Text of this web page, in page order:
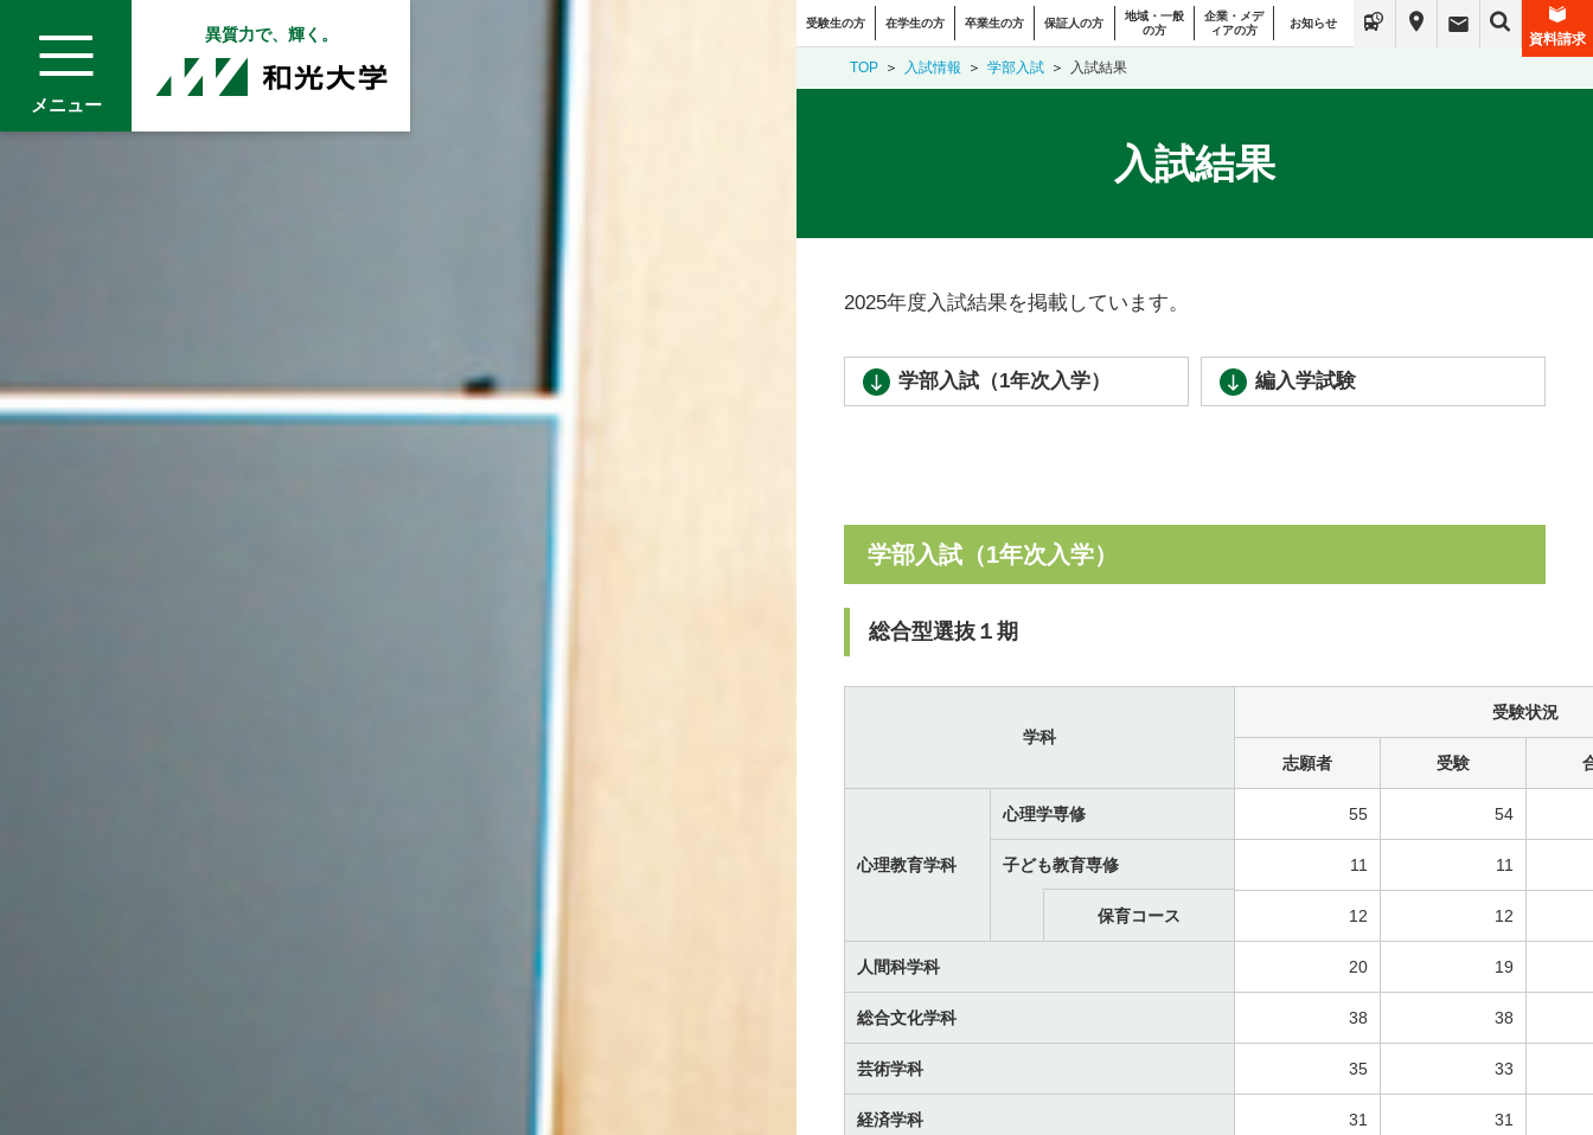
異質力で、輝く。
受験生の方 在学生の方 卒業生の方 保証人の方
地域・一般
の方
企業・メデ
ィアの方
お知らせ
資料請求
TOP
入試情報 学部入試 入試結果
入試結果
2025年度入試結果を掲載しています。
学部入試（1年次入学） 編入学試験
学部入試（1年次入学）
総合型選抜１期
学科
受験状況
志願者 受験
心理教育学科
心理学専修 55 54
子ども教育専修 11 11
保育コース 12 12
人間科学科 20 19
総合文化学科 38 38
芸術学科 35 33
経済学科 31 31